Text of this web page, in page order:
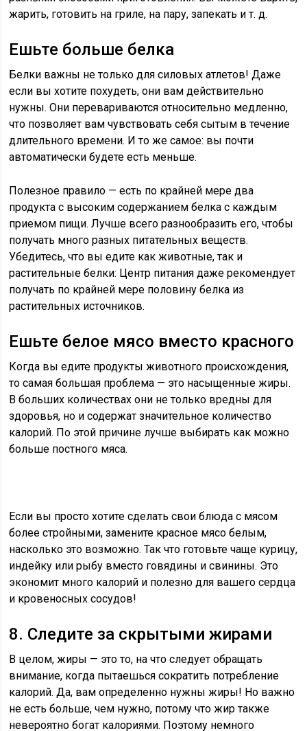
жарить, готовить на гриле, на пару, запекать и т. д.
Ешьте больше белка
Белки важны не только для силовых атлетов! Даже
если вы хотите похудеть, они вам действительно
нужны. Они перевариваются относительно медленно,
что позволяет вам чувствовать себя сытым в течение
длительного времени. И то же самое: вы почти
автоматически будете есть меньше.
Полезное правило — есть по крайней мере два
продукта с высоким содержанием белка с каждым
приемом пищи. Лучше всего разнообразить его, чтобы
получать много разных питательных веществ.
Убедитесь, что вы едите как животные, так и
растительные белки: Центр питания даже рекомендует
получать по крайней мере половину белка из
растительных источников.
Ешьте белое мясо вместо красного
Когда вы едите продукты животного происхождения,
то самая большая проблема — это насыщенные жиры.
В больших количествах они не только вредны для
здоровья, но и содержат значительное количество
калорий. По этой причине лучше выбирать как можно
больше постного мяса.
Если вы просто хотите сделать свои блюда с мясом
более стройными, замените красное мясо белым,
насколько это возможно. Так что готовьте чаще курицу,
индейку или рыбу вместо говядины и свинины. Это
экономит много калорий и полезно для вашего сердца
и кровеносных сосудов!
8. Следите за скрытыми жирами
В целом, жиры — это то, на что следует обращать
внимание, когда пытаешься сократить потребление
калорий. Да, вам определенно нужны жиры! Но важно
не есть больше, чем нужно, потому что жир также
невероятно богат калориями. Поэтому немного